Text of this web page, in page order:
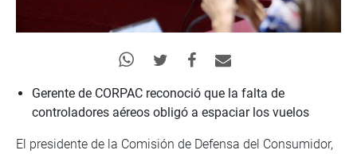
Gerente de CORPAC reconoció que la falta de
controladores aéreos obligó a espaciar los vuelos
El presidente de la Comisión de Defensa del Consumidor,